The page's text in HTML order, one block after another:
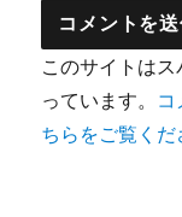
このサイトは
っています。
ちらをご覧くだ